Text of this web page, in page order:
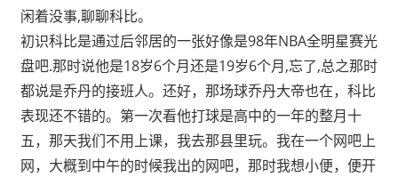
记
不
起
来
时
的
路。
闲着没事,聊聊科比。
初识科比是通过后邻居的一张好像是98年NBA全明星赛光
盘吧.那时说他是18岁6个月还是19岁6个月,忘了,总之那时
都说是乔丹的接班人。还好，那场球乔丹大帝也在，科比
表现还不错的。第一次看他打球是高中的一年的整月十
五，那天我们不用上课，我去那县里玩。我在一个网吧上
网，大概到中午的时候我出的网吧，那时我想小便，便开